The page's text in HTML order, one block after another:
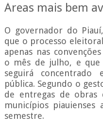
Áreas mais bem
O governador do
que o processo
apenas nas
o mês de julho, e
seguirá concentrado
pública. Segundo o
de entregas de
municípios
semestre.